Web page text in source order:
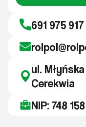
691 975 917
ul.
Cerekwia
NIP: 748